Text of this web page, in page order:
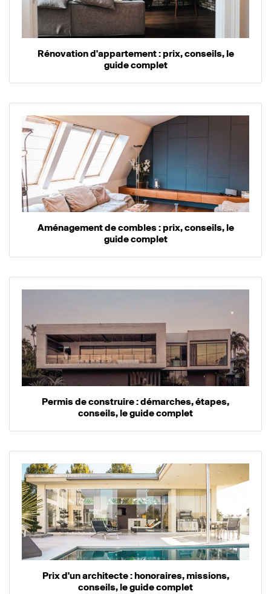
Rénovation d'appartement : prix, conseils, le
guide complet
Aménagement de combles : prix, conseils, le
guide complet
Permis de construire : démarches, étapes,
conseils, le guide complet
Prix d'un architecte : honoraires, missions,
conseils, le guide complet